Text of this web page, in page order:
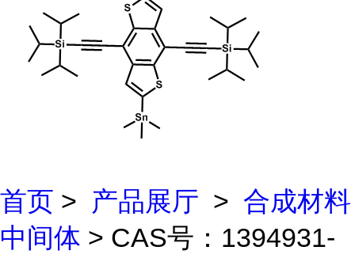
首页 > 产品展厅 > 合成材料
中间体 > CAS号：1394931-